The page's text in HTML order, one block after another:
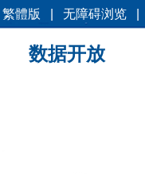
繁體版 无障碍浏览
数据开放